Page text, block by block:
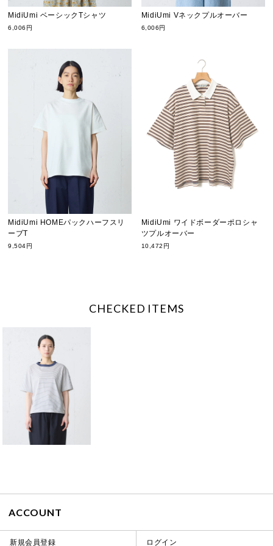
MidiUmi ベーシックTシャツ
6,006円
MidiUmi Vネックプルオーバー
6,006円
MidiUmi HOMEパックハーフスリ
ーブT
9,504円
MidiUmi ワイドボーダーポロシャ
ツプルオーバー
10,472円
CHECKED ITEMS
ACCOUNT
新規会員登録 ログイン